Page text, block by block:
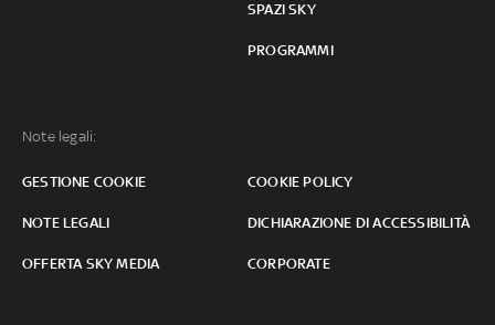
SPAZI SKY
PROGRAMMI
Note legali:
GESTIONE COOKIE COOKIE POLICY
NOTE LEGALI DICHIARAZIONE DI ACCESSIBILITÀ
OFFERTA SKY MEDIA CORPORATE